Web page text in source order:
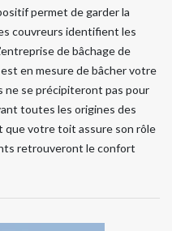
permet de garder la
couvreurs identifient les
de bâchage de
en mesure de bâcher votre
ne se précipiteront pas pour
toutes les origines des
que votre toit assure son rôle
retrouveront le confort